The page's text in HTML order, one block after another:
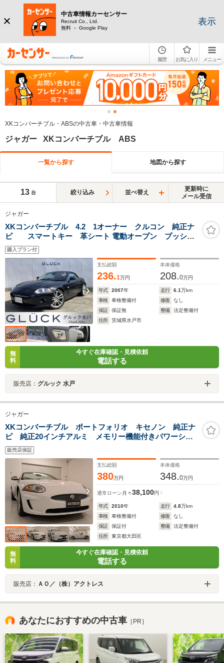
中古車情報カーセンサー
Recruit Co., Ltd.
無料 － Google Play
表示
履歴 お気に入り メニュー
XKコンバーチブル・ABSの中古車・中古車情報
ジャガー XKコンバーチブル ABS
一覧から探す 地図から探す
13 台 絞り込み 並べ替え
更新時に
メール受信
ジャガー
XKコンバーチブル 4.2 1オーナー クルコン 純正ナ
ビ スマートキー 革シート 電動オープン プッシュ
スタート パワーシート 20インチAW シートヒータ
ー ハンドルヒーター 2ゾーンクライメイト ディスチ
ャージヘッドライト
購入プラン付
支払総額
236.1万円
本体価格
208.0万円
年式 2007年 走行 6.1万km
車検
車検整備付 修復
なし
保証
保証無 整備
法定整備付
住所
茨城県水戸市
無
料
今すぐ在庫確認・見積依頼
電話する
販売店： グルック 水戸
ジャガー
XKコンバーチブル ポートフォリオ キセノン 純正ナ
ビ 純正20インチアルミ メモリー機能付きパワーシー
ト シートヒーター クリアランスソナー バックカメ
ラ クルーズコントロール マルチファンクションステ
アリング 禁煙車
販売店保証
支払総額
380万円
本体価格
348.0万円
通常ローン 月々38,100円
年式 2010年 走行 4.8万km
車検
車検整備付 修復
なし
保証
保証付 整備
法定整備付
住所
東京都大田区
無
料
今すぐ在庫確認・見積依頼
電話する
販売店： ＡＯ／（株）アクトレス
あなたにおすすめの中古車 ［PR］